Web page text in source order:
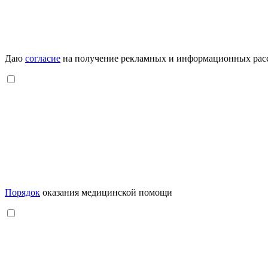
Даю согласие на получение рекламных и информационных
Порядок оказания медицинской помощи